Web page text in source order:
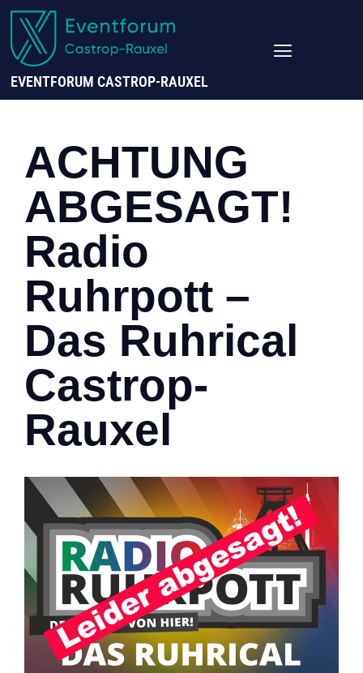
EVENTFORUM CASTROP-RAUXEL
ACHTUNG
ABGESAGT!
Radio
Ruhrpott –
Das Ruhrical
Castrop-
Rauxel